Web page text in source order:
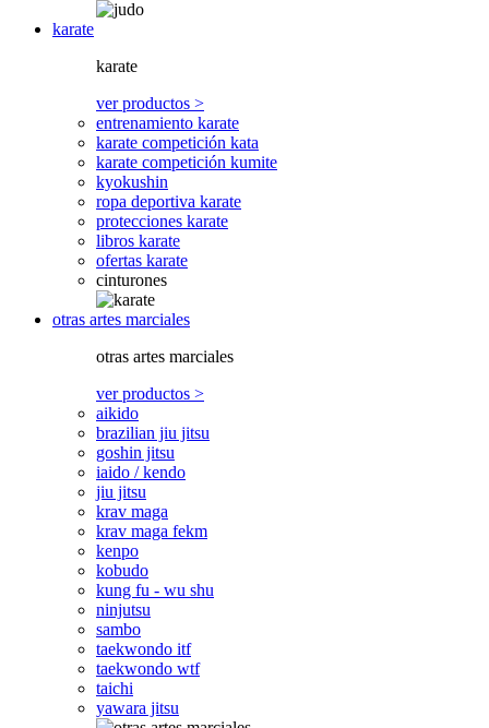
karate
karate
ver productos >
entrenamiento karate
karate competición kata
karate competición kumite
kyokushin
ropa deportiva karate
protecciones karate
libros karate
ofertas karate
cinturones
otras artes marciales
otras artes marciales
ver productos >
aikido
brazilian jiu jitsu
goshin jitsu
iaido / kendo
jiu jitsu
krav maga
krav maga fekm
kenpo
kobudo
kung fu - wu shu
ninjutsu
sambo
taekwondo itf
taekwondo wtf
taichi
yawara jitsu